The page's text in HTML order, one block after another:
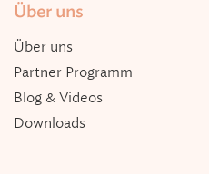
Über uns
Über uns
Partner Programm
Blog & Videos
Downloads